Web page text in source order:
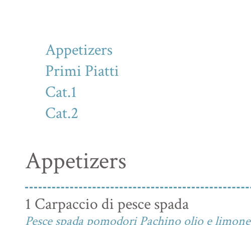
Appetizers
Primi Piatti
Cat.1
Cat.2
Appetizers
1 Carpaccio di pesce spada
Pesce spada pomodori Pachino olio e limone